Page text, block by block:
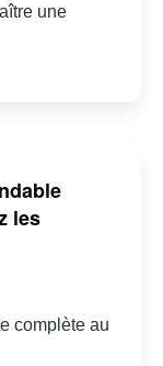
une
les
complète au